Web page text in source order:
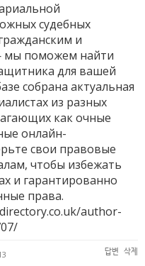
судебных
и
мы поможем найти
для вашей
собрана актуальная
из разных
как очные
онлайн-
свои правовые
чтобы избежать
и гарантированно
права.
author-
답변 삭제